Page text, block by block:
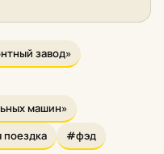
завод»
машин»
поездка
#фэд